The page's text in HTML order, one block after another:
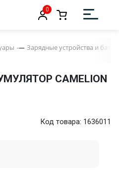
0
Зарядные устройства и
CAMELION
Код товара: 1636011